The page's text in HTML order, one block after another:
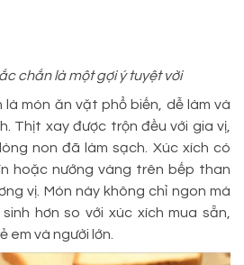
chắn là một gợi ý tuyệt vời
là món ăn vặt phổ biến, dễ làm và
Thịt xay được trộn đều với gia vị,
non đã làm sạch. Xúc xích có
hoặc nướng vàng trên bếp than
vị. Món này không chỉ ngon mà
hơn so với xúc xích mua sẵn,
em và người lớn.